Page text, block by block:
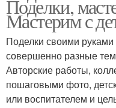
Поделки,
Мастерим с
Поделки своими
совершенно разные
Авторские работы,
пошаговыми фото,
или воспитателем и